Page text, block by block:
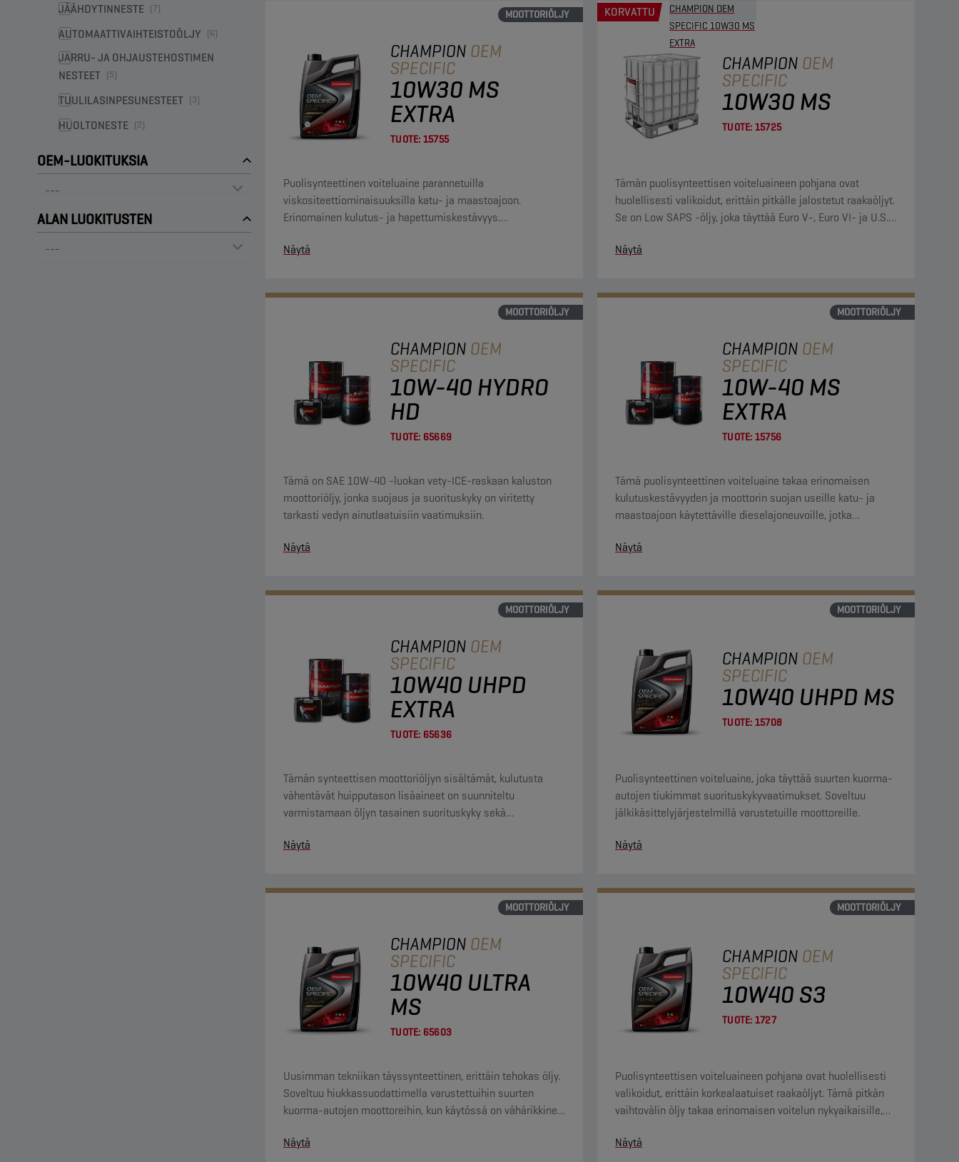
JÄÄHDYTINNESTE (7)
AUTOMAATTIVAIHTEISTOÖLJY (6)
JARRU- JA OHJAUSTEHOSTIMEN
NESTEET (5)
TUULILASINPESUNESTEET (3)
HUOLTONESTE (2)
OEM-LUOKITUKSIA
ALAN LUOKITUSTEN
MOOTTORIÖLJY
CHAMPION OEM
SPECIFIC
10W30 MS
EXTRA
TUOTE: 15755
Puolisynteettinen voiteluaine parannetuilla
viskositeettiominaisuuksilla katu- ja maastoajoon.
Erinomainen kulutus- ja hapettumiskestävyys.
Näytä
KORVATTU
CHAMPION OEM
SPECIFIC 10W30 MS
EXTRA
CHAMPION OEM
SPECIFIC
10W30 MS
TUOTE: 15725
Tämän puolisynteettisen voiteluaineen pohjana ovat
huolellisesti valikoidut, erittäin pitkälle jalostetut raakaöljyt.
Se on Low SAPS -öljy, joka täyttää Euro V-, Euro VI- ja U.S.
Näytä
MOOTTORIÖLJY
CHAMPION OEM
SPECIFIC
10W-40 HYDRO
HD
TUOTE: 65669
Tämä on SAE 10W-40 -luokan vety-ICE-raskaan kaluston
moottoriöljy, jonka suojaus ja suorituskyky on viritetty
tarkasti vedyn ainutlaatuisiin vaatimuksiin.
Näytä
MOOTTORIÖLJY
CHAMPION OEM
SPECIFIC
10W-40 MS
EXTRA
TUOTE: 15756
Tämä puolisynteettinen voiteluaine takaa erinomaisen
kulutuskestävyyden ja moottorin suojan useille katu- ja
maastoajoon käytettäville dieselajoneuvoille, jotka
Näytä
MOOTTORIÖLJY
CHAMPION OEM
SPECIFIC
10W40 UHPD
EXTRA
TUOTE: 65636
Tämän synteettisen moottoriöljyn sisältämät, kulutusta
vähentävät huipputason lisäaineet on suunniteltu
varmistamaan öljyn tasainen suorituskyky sekä
Näytä
MOOTTORIÖLJY
CHAMPION OEM
SPECIFIC
10W40 UHPD MS
TUOTE: 15708
Puolisynteettinen voiteluaine, joka täyttää suurten kuorma-
autojen tiukimmat suorituskykyvaatimukset. Soveltuu
jälkikäsittelyjärjestelmillä varustetuille moottoreille.
Näytä
MOOTTORIÖLJY
CHAMPION OEM
SPECIFIC
10W40 ULTRA
MS
TUOTE: 65603
Uusimman tekniikan täyssynteettinen, erittäin tehokas öljy.
Soveltuu hiukkassuodattimella varustettuihin suurten
kuorma-autojen moottoreihin, kun käytössä on vähärikkinen
Näytä
MOOTTORIÖLJY
CHAMPION OEM
SPECIFIC
10W40 S3
TUOTE: 1727
Puolisynteettisen voiteluaineen pohjana ovat huolellisesti
valikoidut, erittäin korkealaatuiset raakaöljyt. Tämä pitkän
vaihtovälin öljy takaa erinomaisen voitelun nykyaikaisille,
Näytä